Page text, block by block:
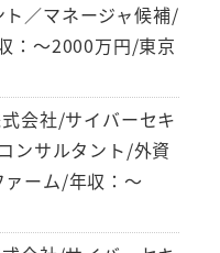
／マネージャ候補/
：～2000万円/東京
会社/サイバーセキ
ンサルタント/外資
ァーム/年収：～